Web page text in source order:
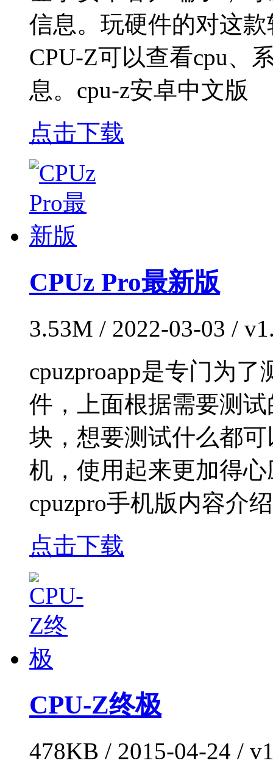
信息。玩硬件的对这
CPU-Z可以查看cpu、
息。cpu-z安卓中文版
点击下载
CPUz Pro最新版
3.53M / 2022-03-03 /
cpuzproapp是专门为
件，上面根据需要测
块，想要测试什么都
机，使用起来更加得
cpuzpro手机版内容介
点击下载
CPU-Z终极
478KB / 2015-04-24 /